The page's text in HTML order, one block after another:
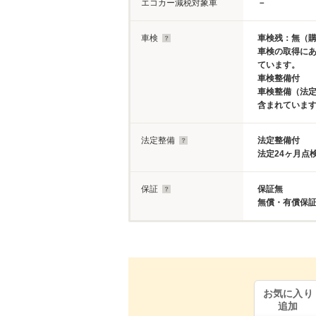
エコカー減税対象車 －
車検
車検残：無（
車検の取得に
ています。
車検整備付
車検整備（法
含まれていま
法定整備
法定整備付
法定24ヶ月点
保証
保証無
無償・有償保
お気に入り
追加